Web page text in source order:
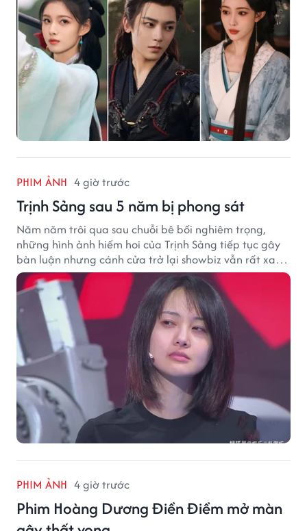
PHIM ẢNH 4 giờ trước
Trịnh Sảng sau 5 năm bị phong sát
Năm năm trôi qua sau chuỗi bê bối nghiêm trọng,
những hình ảnh hiếm hoi của Trịnh Sảng tiếp tục gây
bàn luận nhưng cánh cửa trở lại showbiz vẫn rất xa
vời.
PHIM ẢNH 4 giờ trước
Phim Hoàng Dương Điền Điềm mở màn